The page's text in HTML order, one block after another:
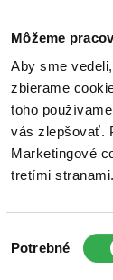
Môžeme
Aby sme
zbierame
toho
vás zlepšovať.
Marketingové
tretími
súhlasu
Potrebné
Poukážky